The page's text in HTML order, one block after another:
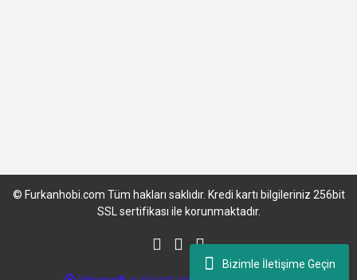
Bizimle İletişime Geçin
© Furkanhobi.com Tüm hakları saklıdır. Kredi kartı bilgileriniz 256bit
SSL sertifikası ile korunmaktadır.